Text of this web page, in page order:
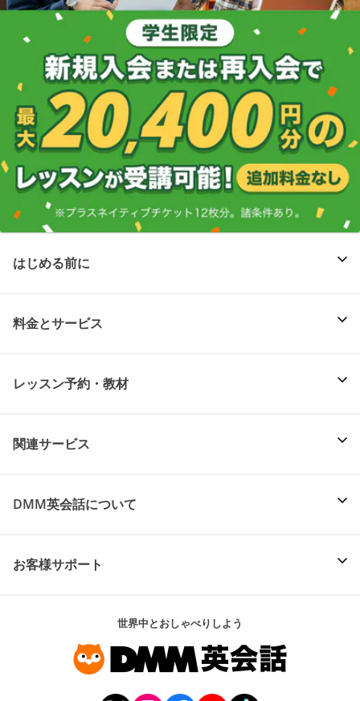
はじめる前に
料金とサービス
レッスン予約・教材
関連サービス
DMM英会話について
お客様サポート
世界中とおしゃべりしよう